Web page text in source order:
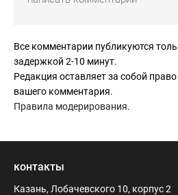
Подтверждаю и ныне всё так же.
Меня так же считали
А я все экзамены сдавал на
Может это не скромно с моей
прощения у читателей!!!
Однако я добился наиболее
Правда ныне стало соблазнов
Если хотите что-бы Ваш ребёнок
его в школу с 5.5 -6 лет.
Все комментарии публикуются
задержкой 2-10 минут.
Редакция оставляет за собой
вашего комментария.
Правила модерирования.
контакты
Казань, Лобачевского 10, корпус 2